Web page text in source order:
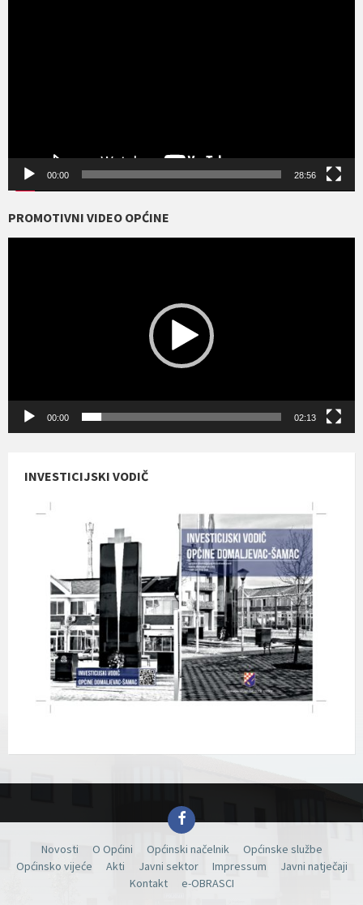
00:00 28:56
PROMOTIVNI VIDEO OPĆINE
00:00 02:13
INVESTICIJSKI VODIČ
Facebook
Novosti O Općini Općinski načelnik
Općinske službe
Općinsko vijeće
Akti Javni sektor Impressum
Javni natječaji
Kontakt
e-OBRASCI